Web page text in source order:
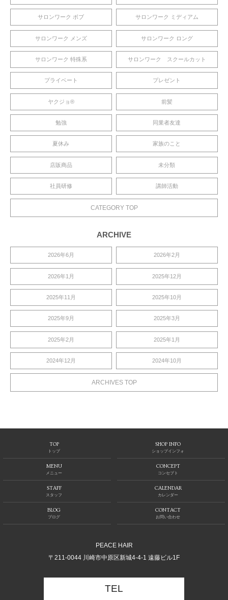
サロンワーク ボブ サロンワーク ミディアム
サロンワーク メンズ サロンワーク ロング
サロンワーク 特殊系 サロンワーク スクールカット
プライベート プレゼント
ヤクジョ®︎ 前髪
勉強 同業者友達
夏休み 家族のこと
店販商品 未分類
社員研修 講師活動
CATEGORY TOP
ARCHIVE
2026年6月 2026年2月
2026年1月 2025年12月
2025年11月 2025年10月
2025年9月 2025年3月
2025年2月 2025年1月
2024年12月 2024年10月
ARCHIVES TOP
TOP
トップ
SHOP INFO
ショップインフォ
MENU
メニュー
CONCEPT
コンセプト
STAFF
スタッフ
CALENDAR
カレンダー
BLOG
ブログ
CONTACT
お問い合わせ
PEACE HAIR
〒211-0044 川崎市中原区新城4-4-1 遠藤ビル1F
TEL